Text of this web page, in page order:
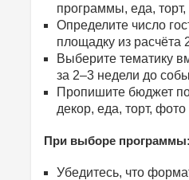
программы, еда,
Определите число
площадку из расчёта
Выберите тематику
за 2–3 недели до
Пропишите бюджет
декор, еда, торт, фото
При выборе программы:
Убедитесь, что